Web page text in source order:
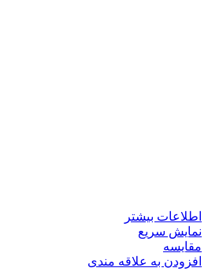
اطلاعات بیشتر
نمایش سریع
مقايسه
افزودن به علاقه مندی